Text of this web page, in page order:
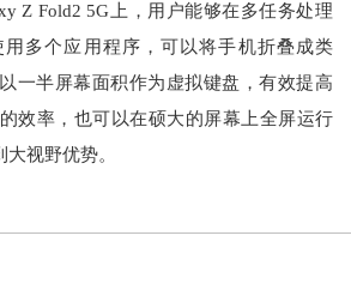
Z Fold2 5G上，用户能够在多任务处理
多个应用程序，可以将手机折叠成类
一半屏幕面积作为虚拟键盘，有效提高
效率，也可以在硕大的屏幕上全屏运行
视野优势。